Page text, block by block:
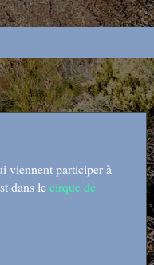
viennent participer à
dans lecirque de